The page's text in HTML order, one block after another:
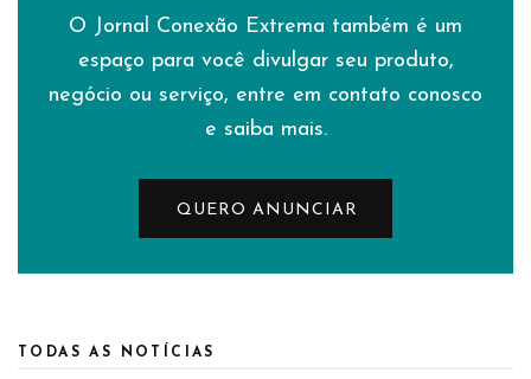
O Jornal Conexão Extrema também é um
espaço para você divulgar seu produto,
negócio ou serviço, entre em contato conosco
e saiba mais.
QUERO ANUNCIAR
TODAS AS NOTÍCIAS